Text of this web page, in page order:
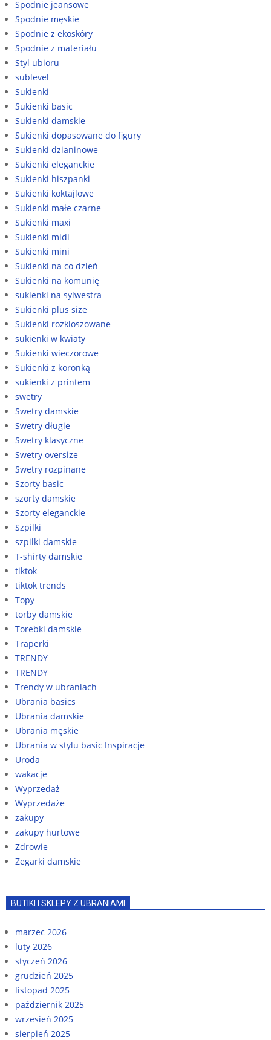
Spodnie jeansowe
Spodnie męskie
Spodnie z ekoskóry
Spodnie z materiału
Styl ubioru
sublevel
Sukienki
Sukienki basic
Sukienki damskie
Sukienki dopasowane do figury
Sukienki dzianinowe
Sukienki eleganckie
Sukienki hiszpanki
Sukienki koktajlowe
Sukienki małe czarne
Sukienki maxi
Sukienki midi
Sukienki mini
Sukienki na co dzień
Sukienki na komunię
sukienki na sylwestra
Sukienki plus size
Sukienki rozkloszowane
sukienki w kwiaty
Sukienki wieczorowe
Sukienki z koronką
sukienki z printem
swetry
Swetry damskie
Swetry długie
Swetry klasyczne
Swetry oversize
Swetry rozpinane
Szorty basic
szorty damskie
Szorty eleganckie
Szpilki
szpilki damskie
T-shirty damskie
tiktok
tiktok trends
Topy
torby damskie
Torebki damskie
Traperki
TRENDY
TRENDY
Trendy w ubraniach
Ubrania basics
Ubrania damskie
Ubrania męskie
Ubrania w stylu basic Inspiracje
Uroda
wakacje
Wyprzedaż
Wyprzedaże
zakupy
zakupy hurtowe
Zdrowie
Zegarki damskie
BUTIKI I SKLEPY Z UBRANIAMI
marzec 2026
luty 2026
styczeń 2026
grudzień 2025
listopad 2025
październik 2025
wrzesień 2025
sierpień 2025